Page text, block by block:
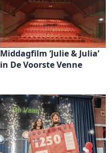
Middagfilm ‘Julie & Julia’
in De Voorste Venne